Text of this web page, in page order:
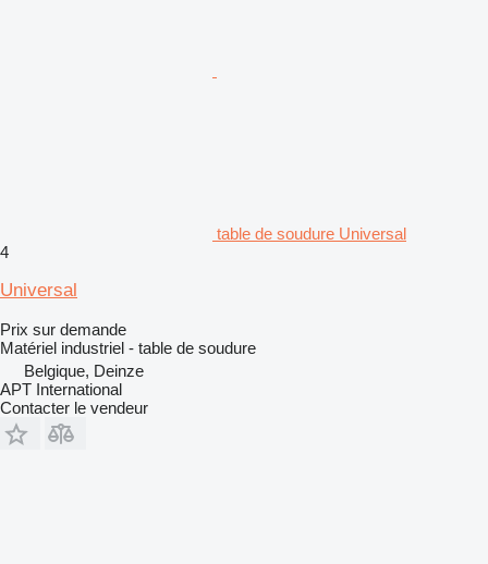
table de soudure Universal
4
Universal
Prix sur demande
Matériel industriel - table de soudure
Belgique, Deinze
APT International
Contacter le vendeur